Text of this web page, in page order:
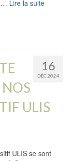
… Lire la suite
16
DÉC 2024
ULIS
ULIS se sont